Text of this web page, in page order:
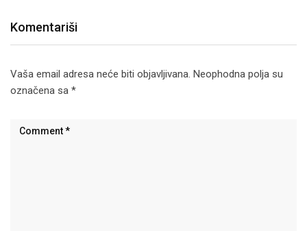
Komentariši
Vaša email adresa neće biti objavljivana. Neophodna polja su
označena sa *